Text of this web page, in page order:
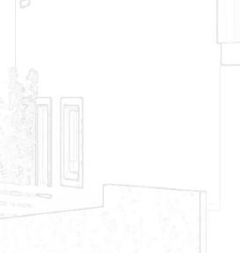
文住宅なら、
1st.では
みとなっています。 昨今の住宅建
、なかなか理想の家が建てづら
ストを抑えた家づくりが実現でき